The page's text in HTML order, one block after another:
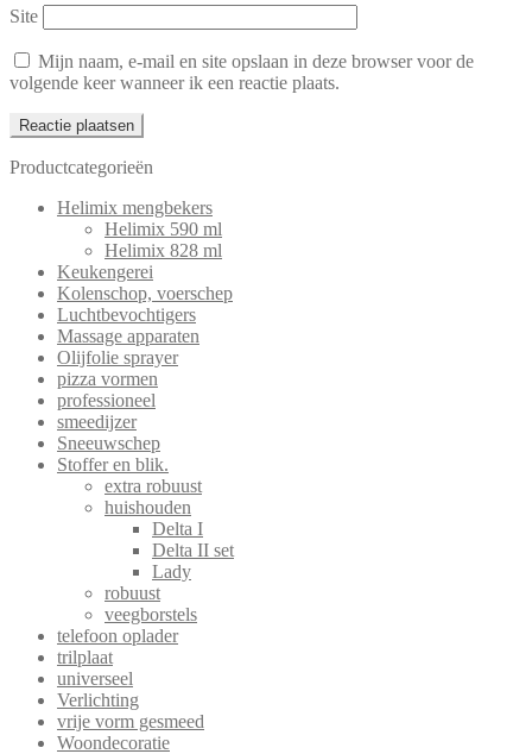
Site
Mijn naam, e-mail en site opslaan in deze browser voor de
volgende keer wanneer ik een reactie plaats.
Productcategorieën
Helimix mengbekers
Helimix 590 ml
Helimix 828 ml
Keukengerei
Kolenschop, voerschep
Luchtbevochtigers
Massage apparaten
Olijfolie sprayer
pizza vormen
professioneel
smeedijzer
Sneeuwschep
Stoffer en blik.
extra robuust
huishouden
Delta I
Delta II set
Lady
robuust
veegborstels
telefoon oplader
trilplaat
universeel
Verlichting
vrije vorm gesmeed
Woondecoratie